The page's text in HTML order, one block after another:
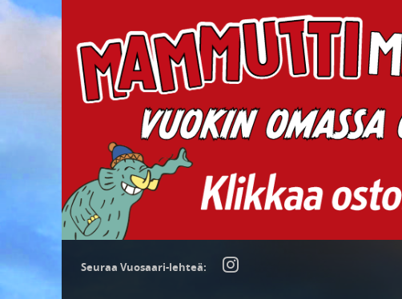
Seuraa Vuosaari-lehteä: